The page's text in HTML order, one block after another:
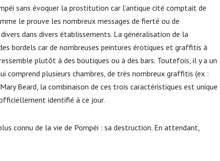
sans évoquer la prostitution car l’antique cité comptait de
le prouve les nombreux messages de fierté ou de
dans divers établissements. La généralisation de la
bordels car de nombreuses peintures érotiques et graffitis à
plutôt à des boutiques ou à des bars. Toutefois, il y a un
comprend plusieurs chambres, de très nombreux graffitis (ex :
Beard, la combinaison de ces trois caractéristiques est unique
identifié à ce jour.
connu de la vie de Pompéi : sa destruction. En attendant,